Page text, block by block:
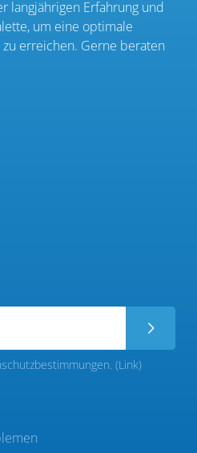
langjährigen Erfahrung und
um eine optimale
erreichen. Gerne beraten
(Link)